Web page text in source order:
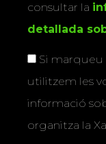
consultar la
detallada
Si marqueu
utilitzem les
informació
organitza la